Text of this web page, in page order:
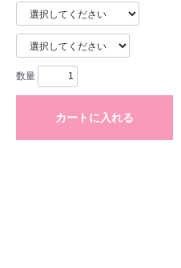
数量
カートに入れる